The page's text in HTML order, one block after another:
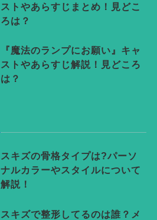
ストやあらすじまとめ！見どこ
ろは？
『魔法のランプにお願い』キャ
ストやあらすじ解説！見どころ
は？
スキズの骨格タイプは?パーソ
ナルカラーやスタイルについて
解説！
スキズで整形してるのは誰？メ